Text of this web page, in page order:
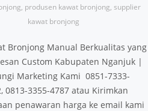
, produsen kawat bronjong, supplier
kawat bronjong
Bronjong Manual Berkualitas yang
Custom Kabupaten Nganjuk |
Marketing Kami 0851-7333-
0813-3355-4787 atau Kirimkan
penawaran harga ke email kami